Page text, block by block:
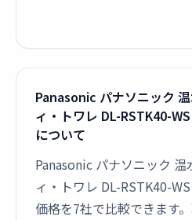
Panasonic パナソニック
ィ・トワレ DL-RSTK40-
について
Panasonic パナソニック
ィ・トワレ DL-RSTK40-
価格を7社で比較できます